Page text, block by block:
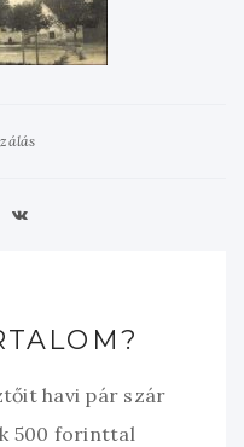
havi pár szár
500 forinttal